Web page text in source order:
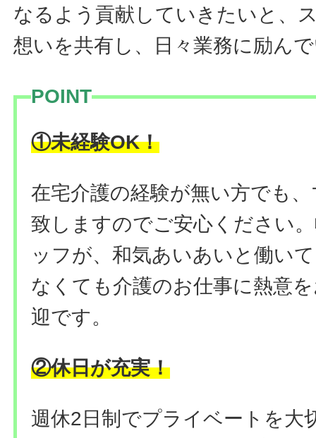
なるよう貢献していきたいと、
想いを共有し、日々業務に励ん
POINT
①未経験OK！
在宅介護の経験が無い方でも
致しますのでご安心ください
ッフが、和気あいあいと働い
なくても介護のお仕事に熱意
迎です。
②休日が充実！
週休2日制でプライベートを大